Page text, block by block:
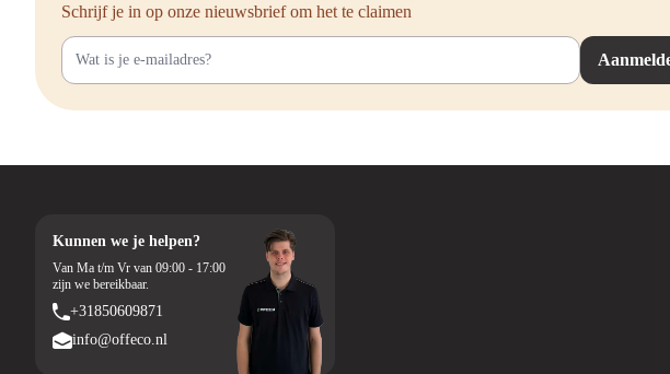
Wil je niet alleen comfort en stijl, maar ook een
we het belangrijk om producten te leveren die lang
Daarom kun je bij ons je oude kantoormeubelen
Naast nieuwe stoelen kun je ook kiezen voor een
Of je nu één stoel zoekt voor je thuiskantoor of
uitgebreide aanbod, profiteer van hoogwaardige
Schrijf je in op onze nieuwsbrief om het te claimen
Kunnen we je helpen?
Van Ma t/m Vr van 09:00 - 17:00
zijn we bereikbaar.
+31850609871
info@offeco.nl